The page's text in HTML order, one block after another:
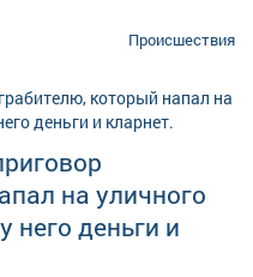
нашли и
ему 2 года 9 месяцев
в колонии общего
Происшествия
на уличного
него деньги и